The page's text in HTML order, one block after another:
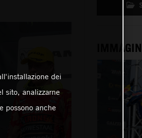
dei
sito, analizzarne
possono anche